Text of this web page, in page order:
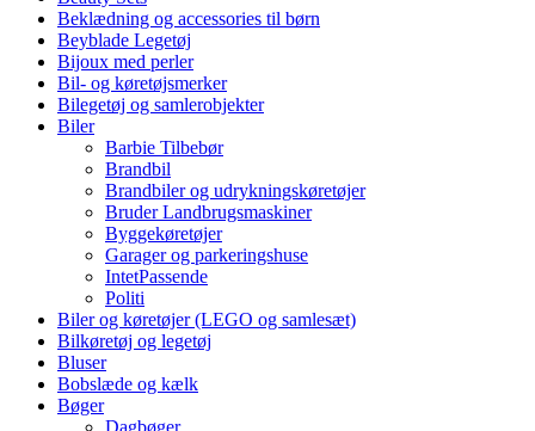
Beklædning og accessories til børn
Beyblade Legetøj
Bijoux med perler
Bil- og køretøjsmerker
Bilegetøj og samlerobjekter
Biler
Barbie Tilbebør
Brandbil
Brandbiler og udrykningskøretøjer
Bruder Landbrugsmaskiner
Byggekøretøjer
Garager og parkeringshuse
IntetPassende
Politi
Biler og køretøjer (LEGO og samlesæt)
Bilkøretøj og legetøj
Bluser
Bobslæde og kælk
Bøger
Dagbøger